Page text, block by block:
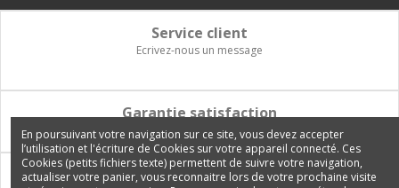
Service client
Ecrivez-nous un message
Garantie satisfaction
Vous disposez de 14 jours pour changer d'avis et être remboursé
Paiement 100% sécurisé
En poursuivant votre navigation sur ce site, vous devez accepter
l’utilisation et l'écriture de Cookies sur votre appareil connecté. Ces
Cookies (petits fichiers texte) permettent de suivre votre navigation,
actualiser votre panier, vous reconnaitre lors de votre prochaine visite